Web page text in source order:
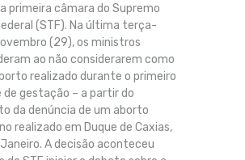
primeira câmara do Supremo
(STF). Na última terça-
(29), os ministros
ao não considerarem como
realizado durante o primeiro
gestação – a partir do
da denúncia de um aborto
realizado em Duque de Caxias,
A decisão aconteceu